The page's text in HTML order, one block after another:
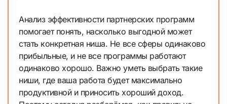
Анализ эффективности партнерских программ
помогает понять, насколько выгодной может
стать конкретная ниша. Не все сферы одинаково
прибыльные, и не все программы работают
одинаково хорошо. Важно уметь выбрать такие
ниши, где ваша работа будет максимально
продуктивной и приносить хороший доход.